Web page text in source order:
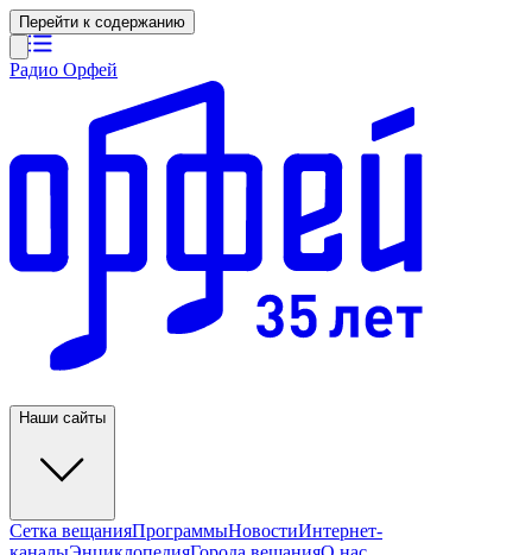
Перейти к содержанию
Радио Орфей
Наши сайты
Сетка вещанияПрограммыНовостиИнтернет-